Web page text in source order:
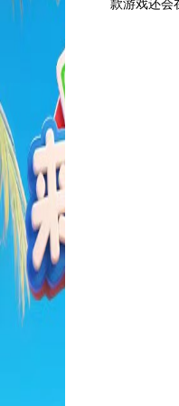
款游戏还会